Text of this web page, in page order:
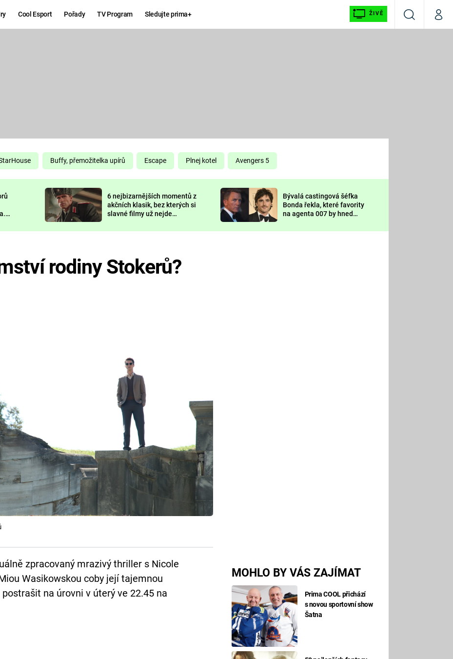
Cool Esport Pořady TV Program Sledujte prima+ ŽIVĚ
VyhledáváníMůj
DELIVERANCE
KOMEDIE
CHUCK
NORRIS
DEADPOOL
Prima LAJK
Sledujte nás
Buffy, přemožitelka upírů Escape Plnej kotel Avengers 5
6 nejbizarnějších momentů z
akčních klasik, bez kterých si
slavné filmy už nejde
Bývalá castingová šéfka
Bonda řekla, které favority
na agenta 007 by hned
MOHLO BY VÁS ZAJÍMAT
Prima COOL přichází
s novou sportovní show
Šatna
rodiny Stokerů?
zpracovaný mrazivý thriller s Nicole
Wasikowskou coby její tajemnou
na úrovni v úterý ve 22.45 na